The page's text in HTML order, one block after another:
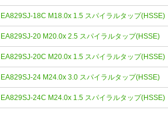
EA829SJ-18C M18.0x 1.5 スパイラルタップ(HSSE)
EA829SJ-20 M20.0x 2.5 スパイラルタップ(HSSE)
EA829SJ-20C M20.0x 1.5 スパイラルタップ(HSSE)
EA829SJ-24 M24.0x 3.0 スパイラルタップ(HSSE)
EA829SJ-24C M24.0x 1.5 スパイラルタップ(HSSE)